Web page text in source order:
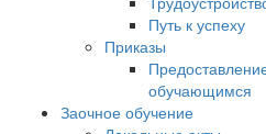
Путь к успеху
Приказы
обучающимся
Заочное обучение